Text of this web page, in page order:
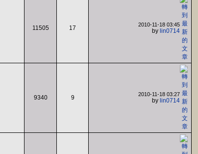
11505 17 2010-11-18 03:45
by lin0714
9340 9 2010-11-18 03:27
by lin0714